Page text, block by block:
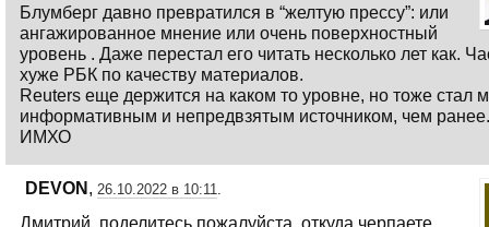
Блумберг давно превратился в “желтую прессу”: или
ангажированное мнение или очень поверхностный
уровень . Даже перестал его читать несколько лет как.
хуже РБК по качеству материалов.
Reuters еще держится на каком то уровне, но тоже стал
информативным и непредвзятым источником, чем ранее.
ИМХО
DEVON , 26.10.2022 в 10:11.
Дмитрий, поделитесь пожалуйста, откуда черпаете